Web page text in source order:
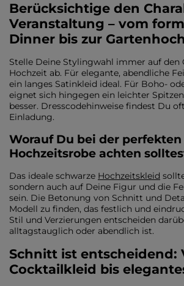
Berücksichtige den
Veranstaltung – vom
Dinner bis zur
Stelle Deine Stylingwahl immer auf den
Hochzeit ab. Für elegante, abendliche
ein langes Satinkleid ideal. Für Boho-
eignet sich hingegen ein leichter
besser. Dresscodehinweise findest Du
Einladung.
Worauf Du bei der
Hochzeitsrobe achten
Das ideale schwarze Hochzeitskleid
sondern auch auf Deine Figur und die
sein. Die Betonung von Schnitt und
Modell zu finden, das festlich und
Stil und Verzierungen entscheiden
alltagstauglich oder abendlich ist.
Schnitt ist entscheidend:
Cocktailkleid bis